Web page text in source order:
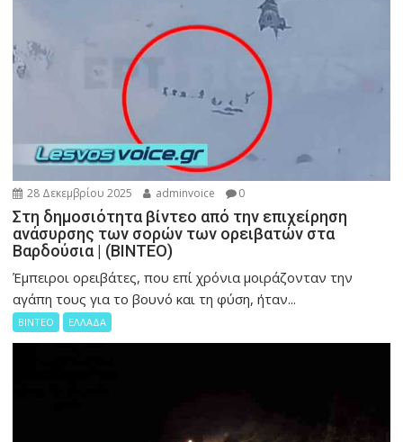
28 Δεκεμβρίου 2025 adminvoice 0
Στη δημοσιότητα βίντεο από την επιχείρηση
ανάσυρσης των σορών των ορειβατών στα
Βαρδούσια | (ΒΙΝΤΕΟ)
Έμπειροι ορειβάτες, που επί χρόνια μοιράζονταν την
αγάπη τους για το βουνό και τη φύση, ήταν...
ΒΙΝΤΕΟ ΕΛΛΑΔΑ